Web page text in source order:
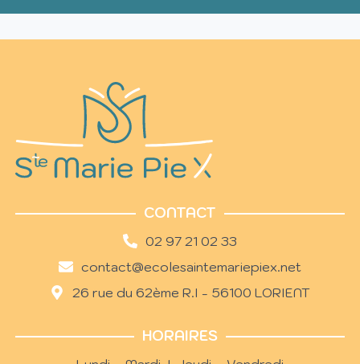
CONTACT
02 97 21 02 33
contact@ecolesaintemariepiex.net
26 rue du 62ème R.I - 56100 LORIENT
HORAIRES